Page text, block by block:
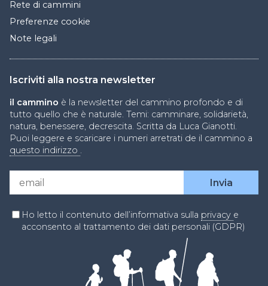
Rete di cammini
Preferenze cookie
Note legali
Iscriviti alla nostra newsletter
il cammino è la newsletter del cammino profondo e di
tutto quello che è naturale. Temi: camminare, solidarietà,
natura, benessere, decrescita. Scritta da Luca Gianotti.
Puoi leggere e scaricare i numeri arretrati de il cammino a
questo indirizzo .
Ho letto il contenuto dell’informativa sulla privacy e
acconsento al trattamento dei dati personali (GDPR)